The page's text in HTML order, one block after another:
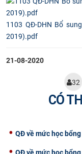
ĐẢM BẢO CHẤT
KHOA HỌC
HTQT
CỰU NGƯỜI HỌC
1103 QĐ-DHN Bổ
2019).pdf
21-08-2020
32
CÓ
QĐ về mức học
QĐ về mức học